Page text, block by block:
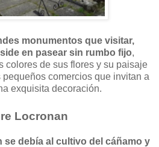
monumentos que visitar,
en pasear sin rumbo fijo,
colores de sus flores y su paisaje
comercios que invitan a
exquisita decoración.
Locronan
se debía al cultivo del cáñamo y